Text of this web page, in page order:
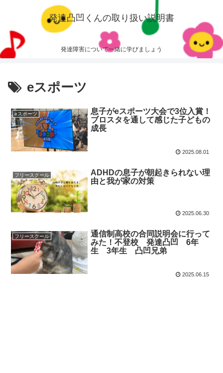
発達凸凹くんの取り扱い説明書
発達障害について一緒に学びましょう
eスポーツ
eスポーツ
息子がeスポーツ大会で3位入賞！
ブロスタを通して感じた子どもの
成長
2025.08.01
フリースクール
ADHDの息子が朝起きられない理
由と我が家の対策
2025.06.30
フリースクール
通信制高校の合同説明会に行って
みた！不登校 発達凸凹 6年
生 3年生 凸凹兄弟
2025.06.15